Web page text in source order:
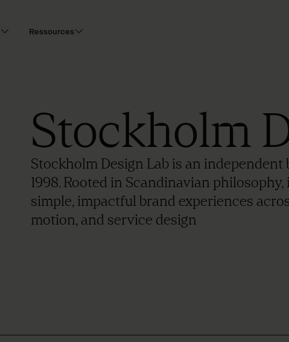
Ressources
Stockholm
Stockholm Design Lab is an
1998. Rooted in Scandinavian
simple, impactful brand experiences
motion, and service design